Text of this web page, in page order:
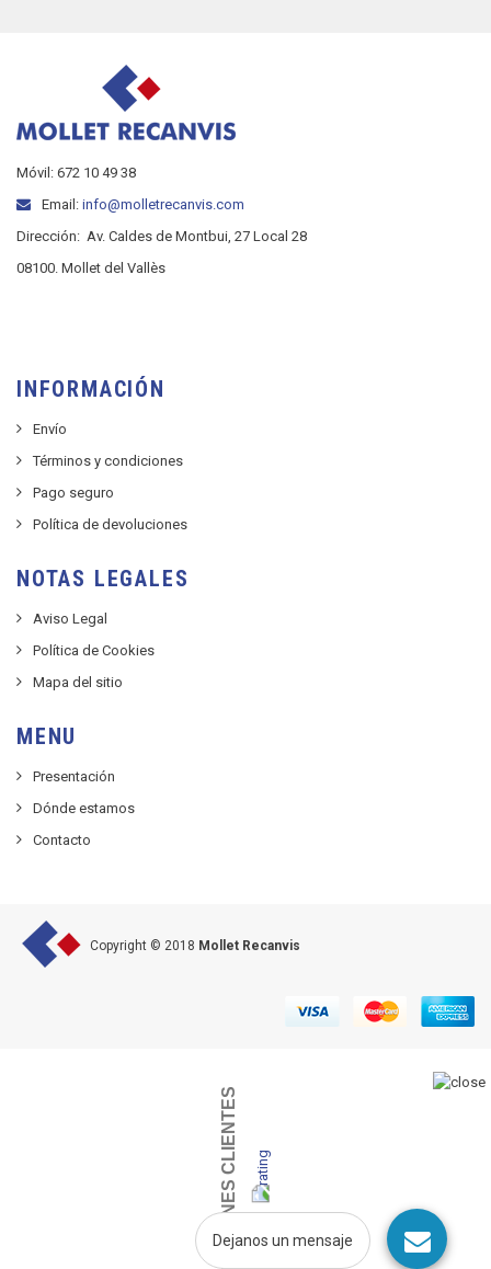
Dejanos un mensaje
Móvil: 672 10 49 38
Email: info@molletrecanvis.com
Dirección: Av. Caldes de Montbui, 27 Local 28
08100. Mollet del Vallès
INFORMACIÓN
Envío
Términos y condiciones
Pago seguro
Política de devoluciones
NOTAS LEGALES
Aviso Legal
Política de Cookies
Mapa del sitio
MENU
Presentación
Dónde estamos
Contacto
Copyright © 2018 Mollet Recanvis
OPINIONES CLIENTES